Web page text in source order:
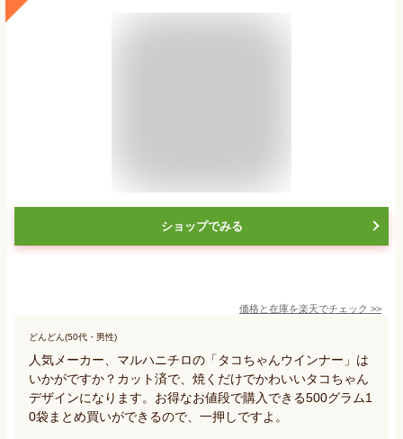
ショップでみる
価格と在庫を楽天でチェック >>
どんどん(50代・男性)
人気メーカー、マルハニチロの「タコちゃんウインナー」は
いかがですか？カット済で、焼くだけでかわいいタコちゃん
デザインになります。お得なお値段で購入できる500グラム1
0袋まとめ買いができるので、一押しですよ。